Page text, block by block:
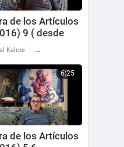
de los Artículos
9 ( desde
13 hasta
2 parte
Kairos | 73 Reproducciones
6:25
de los Artículos